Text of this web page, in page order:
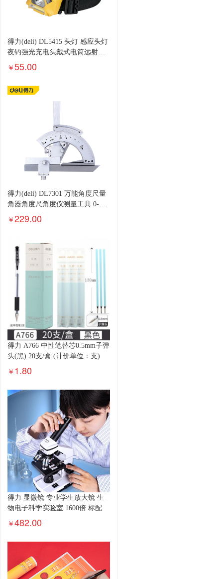
得力(deli) DL5415 头灯 感应头灯
夜钓强光充电头戴式电筒远射防
水户外钓鱼灯
￥55.00
得力(deli) DL7301 万能角度尺量
角器角度尺角度仪测量工具 0-
320° 货期下单前请询问客服
￥229.00
得力 A766 中性笔替芯0.5mm子弹
头(黑) 20支/盒 (计价单位：支)
￥ 1.80
得力 显微镜 专业学生放大镜 生
物电子科学实验室 1600倍 标配
￥482.00